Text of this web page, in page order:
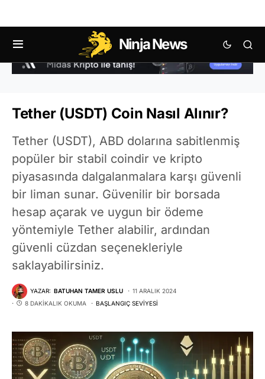
Ninja News
Tether (USDT) Coin Nasıl Alınır?
Tether (USDT), ABD dolarına sabitlenmiş
popüler bir stabil coindir ve kripto
piyasasında dalgalanmalara karşı güvenli
bir liman sunar. Güvenilir bir borsada
hesap açarak ve uygun bir ödeme
yöntemiyle Tether alabilir, ardından
güvenli cüzdan seçenekleriyle
saklayabilirsiniz.
YAZAR: BATUHAN TAMER USLU
11 ARALIK 2024
8 DAKIKALIK OKUMA
BAŞLANGIÇ SEVIYESI